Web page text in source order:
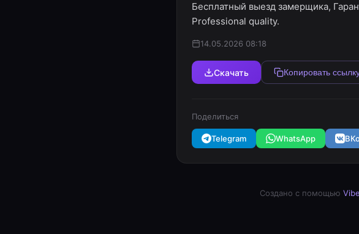
Бесплатный выезд замерщика,
Professional quality.
14.05.2026 08:18
Скачать Копировать
Поделиться
Telegram WhatsApp
Создано с помощью